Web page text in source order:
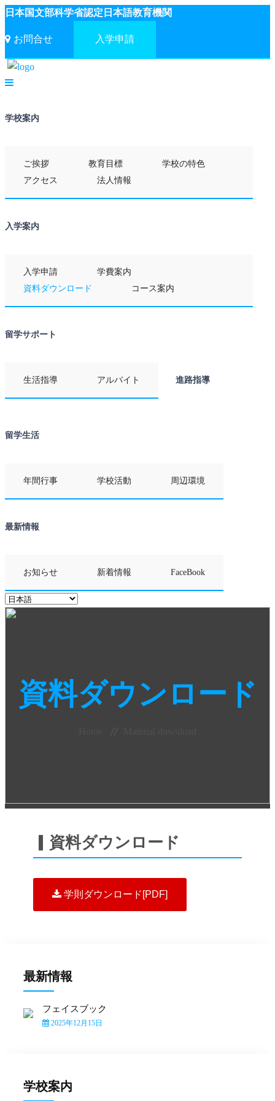
日本国文部科学省認定日本語教育機関
お問合せ 入学申請
学校案内
ご挨拶 教育目標
学校の特色
アクセス
法人情報
入学案内
入学申請
学費案内
資料ダウンロード
コース案内
留学サポート
生活指導 アルバイト 進路指導
留学生活
年間行事 学校活動 周辺環境
最新情報
お知らせ 新着情報 FaceBook
資料ダウンロード
▎資料ダウンロード
学則ダウンロード[PDF]
最新情報
フェイスブック
2025年12月15日
学校案内